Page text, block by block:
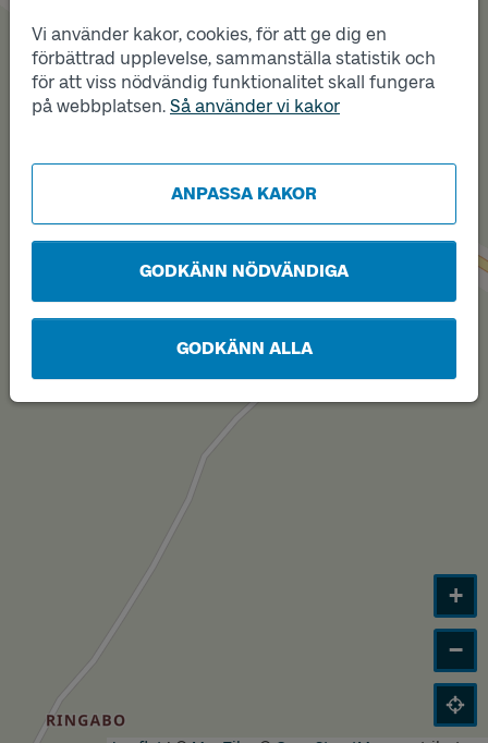
Vi använder kakor, cookies, för att ge dig en
förbättrad upplevelse, sammanställa statistik och
för att viss nödvändig funktionalitet skall fungera
på webbplatsen. Så använder vi kakor
ANPASSA KAKOR
GODKÄNN NÖDVÄNDIGA
GODKÄNN ALLA
Läge
A
+
−